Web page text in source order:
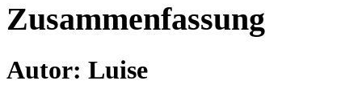
Zusammenfassung
Autor: Luise